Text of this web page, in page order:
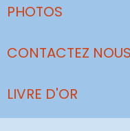
PHOTOS
CONTACTEZ NOUS
LIVRE D'OR